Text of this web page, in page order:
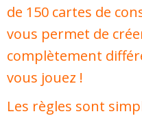
de 150 cartes de
vous permet de
complètement
vous jouez !
Les règles sont